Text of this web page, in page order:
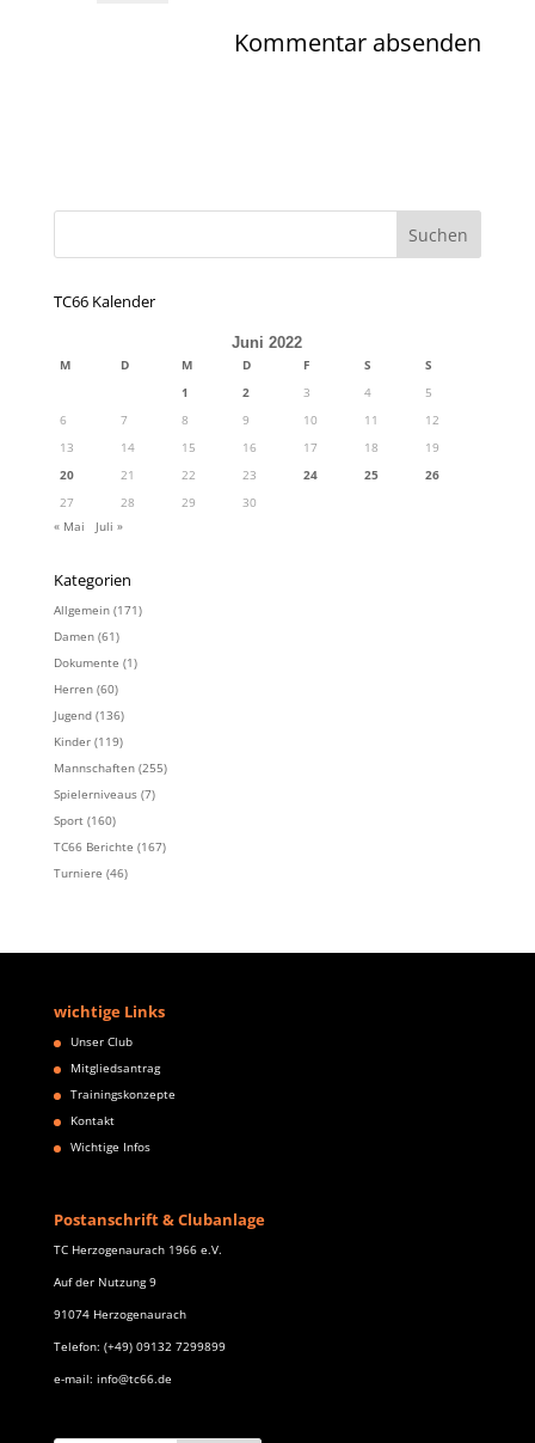
TC66 Kalender
Juni 2022
M D M D F S
S
1
2 3 4
5
6
7 8 9 10 11
12
13
14 15 16 17 18
19
20
21 22 23 24 25
26
27
28 29
30
« Mai
Juli »
Kategorien
Allgemein(171)
Damen(61)
Dokumente (1)
Herren(60)
Jugend(136)
Kinder(119)
Mannschaften(255)
Spielerniveaus(7)
Sport(160)
TC66 Berichte (167)
Turniere (46)
wichtige Links
Unser Club
Mitgliedsantrag
Trainingskonzepte
Kontakt
Wichtige Infos
Postanschrift & Clubanlage
TC Herzogenaurach 1966 e.V.
Auf der Nutzung 9
91074 Herzogenaurach
Telefon: (+49) 09132 7299899
e-mail: info@tc66.de